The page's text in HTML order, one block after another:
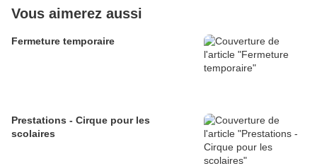
Vous aimerez aussi
Fermeture temporaire
Prestations - Cirque pour les
scolaires